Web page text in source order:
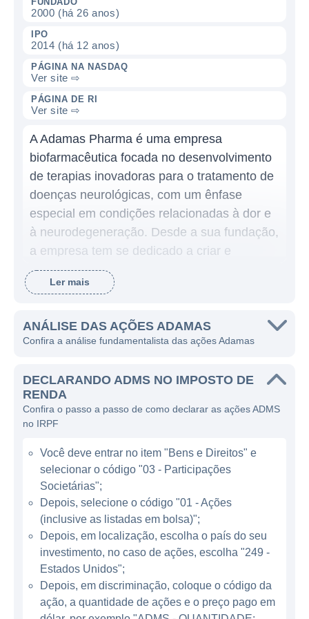
2000 (há 26 anos)
IPO
2014 (há 12 anos)
PÁGINA NA NASDAQ
Ver site ⇨
PÁGINA DE RI
Ver site ⇨
A Adamas Pharma é uma empresa
biofarmacêutica focada no desenvolvimento
de terapias inovadoras para o tratamento de
doenças neurológicas, com um ênfase
especial em condições relacionadas à dor e
à neurodegeneração. Desde a sua fundação,
a empresa tem se dedicado a criar e
comercializar medicamentos que visam
melhorar a qualidade de vida dos pacientes
Alzheimer, esclerose múltipla e outros
distúrbios do sistema nervoso central.
A Adamas Pharma tem seu foco em terapias
baseadas em suas plataformas de drogas
inovadoras. Seu principal produto, que é
uma combinação de medicamentos, busca a
eficácia no tratamento de condições que
afetam o sistema nervoso, visando não
apenas a redução dos sintomas, mas o
aprimoramento do tratamento a longo prazo.
Os produtos da empresa, portanto, não só
são utilizados para o alívio de sintomas, mas
também para a modificação da progressão
das doenças.
Ler mais
ANÁLISE DAS AÇÕES ADAMAS
Confira a análise fundamentalista das ações Adamas
DECLARANDO ADMS NO IMPOSTO DE
RENDA
Confira o passo a passo de como declarar as ações ADMS
no IRPF
Você deve entrar no item "Bens e Direitos" e
selecionar o código "03 - Participações
Societárias";
Depois, selecione o código "01 - Ações
(inclusive as listadas em bolsa)";
Depois, em localização, escolha o país do seu
investimento, no caso de ações, escolha "249 -
Estados Unidos";
Depois, em discriminação, coloque o código da
ação, a quantidade de ações e o preço pago em